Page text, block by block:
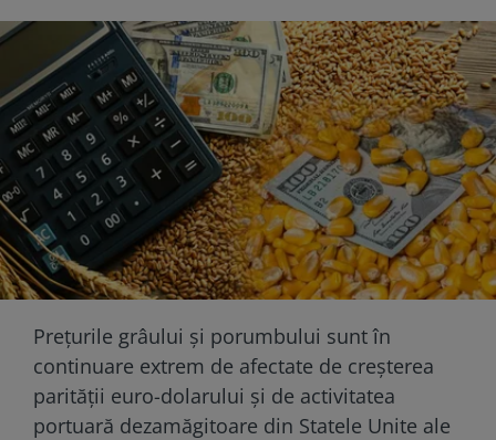
Prețurile grâului și porumbului sunt în
continuare extrem de afectate de creșterea
parității euro-dolarului și de activitatea
portuară dezamăgitoare din Statele Unite ale